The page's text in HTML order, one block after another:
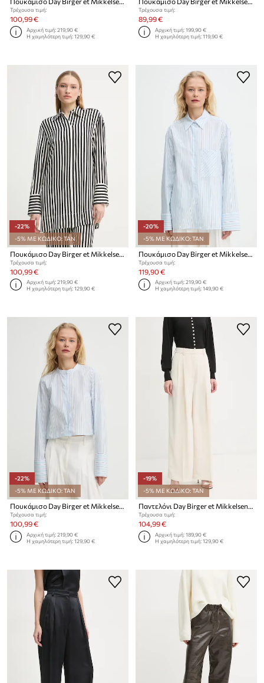
Τρέχουσα τιμή:
100,99 €
Αρχική τιμή:219,90 €
Η χαμηλότερη τιμή:129,90 €
Τρέχουσα τιμή:
89,99 €
Αρχική τιμή:199,90 €
Η χαμηλότερη τιμή:119,90 €
-22%
-5% ΜΕ ΚΩΔΙΚΟ: TAN
Πουκάμισο Day Birger et Mikkelsen Lea
Τρέχουσα τιμή:
100,99 €
Αρχική τιμή:219,90 €
Η χαμηλότερη τιμή:129,90 €
-20%
-5% ΜΕ ΚΩΔΙΚΟ: TAN
Πουκάμισο Day Birger et Mikkelsen Mac
Τρέχουσα τιμή:
119,90 €
Αρχική τιμή:219,90 €
Η χαμηλότερη τιμή:149,90 €
-22%
-5% ΜΕ ΚΩΔΙΚΟ: TAN
Πουκάμισο Day Birger et Mikkelsen Alexi
Τρέχουσα τιμή:
100,99 €
Αρχική τιμή:219,90 €
Η χαμηλότερη τιμή:129,90 €
-19%
-5% ΜΕ ΚΩΔΙΚΟ: TAN
Παντελόνι Day Birger et Mikkelsen Enzo
Τρέχουσα τιμή:
104,99 €
Αρχική τιμή:189,90 €
Η χαμηλότερη τιμή:129,90 €